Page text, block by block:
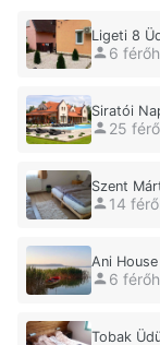
Ligeti 8
6
Siratói
25
Szent
14
Ani
6
Tobak